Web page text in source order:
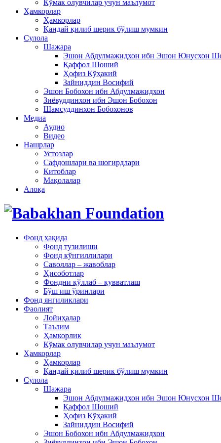
Кўмак олувчилар учун маълумот
Ҳамкорлар
Ҳамкорлар
Қандай қилиб шерик бўлиш мумкин
Сулола
Шажара
Эшон Абдулмажидхон ибн Эшон Юнусхон
Қаффол Шоший
Ҳофиз Кўҳакий
Зайниддин Восифий
Эшон Бобохон ибн Абдулмажидхон
Зиёвуддинхон ибн Эшон Бобохон
Шамсуддинхон Бобохонов
Медиа
Аудио
Видео
Нашрлар
Устозлар
Сафдошлари ва шогирдлари
Китоблар
Мақолалар
Алоқа
Фонд ҳақида
Фонд тузилиши
Фонд кўнгиллилари
Саволлар – жавоблар
Ҳисоботлар
Фондни қўллаб – қувватлаш
Бўш иш ўринлари
Фонд янгиликлари
Фаолият
Лойиҳалар
Таълим
Ҳамкорлик
Кўмак олувчилар учун маълумот
Ҳамкорлар
Ҳамкорлар
Қандай қилиб шерик бўлиш мумкин
Сулола
Шажара
Эшон Абдулмажидхон ибн Эшон Юнусхон
Қаффол Шоший
Ҳофиз Кўҳакий
Зайниддин Восифий
Эшон Бобохон ибн Абдулмажидхон